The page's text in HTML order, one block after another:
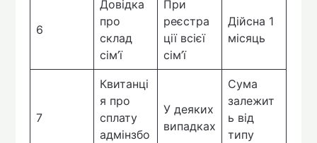
6
Довідка
про
склад
сім’ї
При
реєстра
ції всієї
сім’ї
Дійсна 1
місяць
7
Квитанці
я про
сплату
адмінзбо
У деяких
випадках
Сума
залежит
ь від
типу